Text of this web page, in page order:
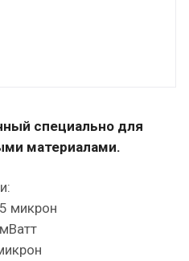
специально для
материалами.
микрон